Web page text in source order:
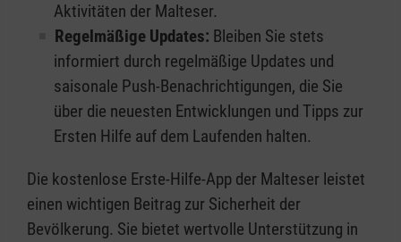
Aktivitäten der Malteser.
Regelmäßige Updates: Bleiben Sie stets
informiert durch regelmäßige Updates und
saisonale Push-Benachrichtigungen, die Sie
über die neuesten Entwicklungen und Tipps zur
Ersten Hilfe auf dem Laufenden halten.
Die kostenlose Erste-Hilfe-App der Malteser leistet
einen wichtigen Beitrag zur Sicherheit der
Bevölkerung. Sie bietet wertvolle Unterstützung in